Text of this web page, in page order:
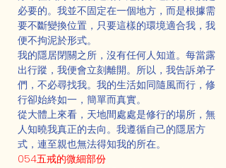
必要的。我並不固定在一個地方，而是根據需
要不斷變換位置，只要這樣的環境適合我，我
便不拘泥於形式。
我的隱居閉關之所，沒有任何人知道。每當露
出行蹤，我便會立刻離開。所以，我告訴弟子
們，不必尋找我。我的生活如同隨風而行，修
行卻始終如一，簡單而真實。
從大體上來看，天地間處處是修行的場所，無
人知曉我真正的去向。我遵循自己的隱居方
式，連至親也無法得知我的所在。
054五戒的微細部份